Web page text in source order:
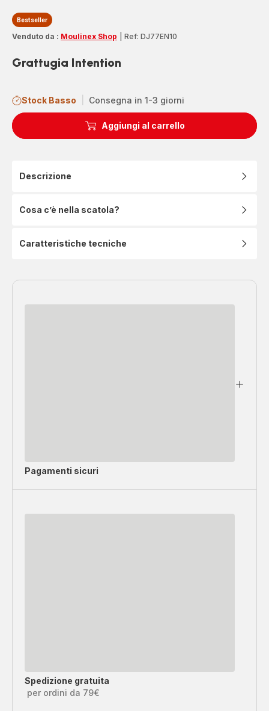
Bestseller
Venduto da : Moulinex Shop Ref: DJ77EN10
Grattugia Intention
Stock Basso Consegna in 1-3 giorni
Aggiungi al carrello
Descrizione
Cosa c’è nella scatola?
Caratteristiche tecniche
Pagamenti sicuri
Spedizione gratuita
per ordini da 79€